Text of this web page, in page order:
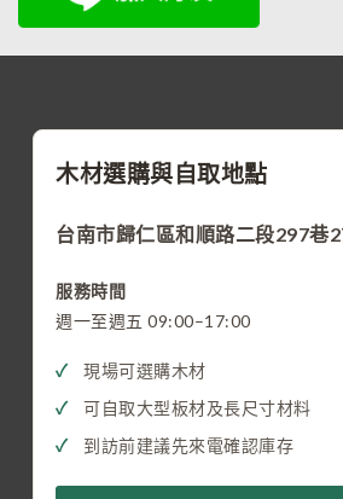
木材選購與自取地點
台南市歸仁區和順路二段297巷
服務時間
週一至週五 09:00–17:00
現場可選購木材
可自取大型板材及長尺寸材料
到訪前建議先來電確認庫存